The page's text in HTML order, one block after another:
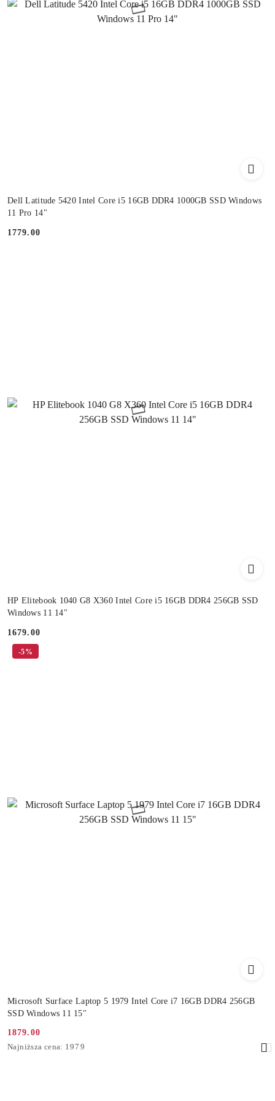
Dell Latitude 5420 Intel Core i5 16GB DDR4 1000GB SSD Windows
11 Pro 14"
Cena:
1779.00
HP Elitebook 1040 G8 X360 Intel Core i5 16GB DDR4 256GB SSD
Windows 11 14"
Cena:
1679.00
Microsoft Surface Laptop 5 1979 Intel Core i7 16GB DDR4 256GB
SSD Windows 11 15"
Cena
promocyjna:
1879.00
Najniższa
Najniższa cena: 1979
-5%